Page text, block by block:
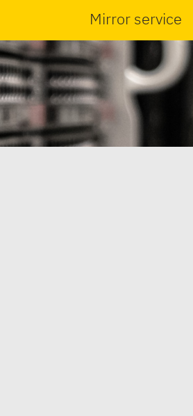
Mirror service